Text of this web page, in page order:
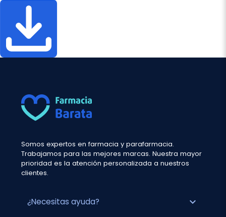
Somos expertos en farmacia y parafarmacia.
Trabajamos para las mejores marcas. Nuestra mayor
prioridad es la atención personalizada a nuestros
clientes.
¿Necesitas ayuda? expand_more